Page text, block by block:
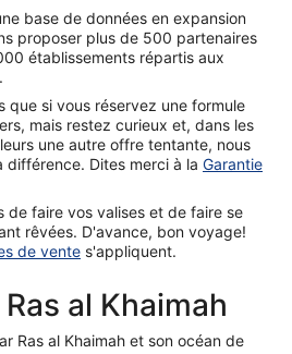
base de données en expansion
proposer plus de 500 partenaires
établissements répartis aux
que si vous réservez une formule
mais restez curieux et, dans les
une autre offre tentante, nous
différence. Dites merci à la Garantie
de faire vos valises et de faire se
rêvées. D'avance, bon voyage!
de vente s'appliquent.
al Khaimah
Ras al Khaimah et son océan de